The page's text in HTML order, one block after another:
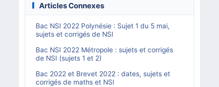
Articles Connexes
Bac NSI 2022 Polynésie : Sujet 1 du 5 mai,
sujets et corrigés de NSI
Bac NSI 2022 Métropole : sujets et corrigés
de NSI (sujets 1 et 2)
Bac 2022 et Brevet 2022 : dates, sujets et
corrigés de maths et NSI